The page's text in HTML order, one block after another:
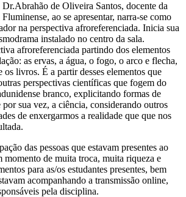
de Oliveira Santos, docente da
ao se apresentar, narra-se como
na perspectiva afroreferenciada. Inicia sua
instalado no centro da sala.
afroreferenciada partindo dos elementos
as ervas, a água, o fogo, o arco e flecha,
os livros. É a partir desses elementos que
perspectivas científicas que fogem do
branco, explicitando formas de
por sua vez, a ciência, considerando outros
de enxergarmos a realidade que que nos
das pessoas que estavam presentes ao
momento de muita troca, muita riqueza e
para as/os estudantes presentes, bem
acompanhando a transmissão online,
pela disciplina.